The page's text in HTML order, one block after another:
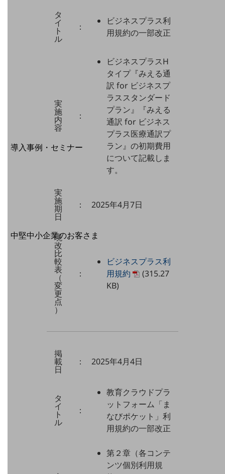
端末の一元管理
別ウィンドウで開きます
導入事例・セミナー
最新の導入事例や注目の導入事例をご紹介します
開催・出展する各種セミナー、イベント情報をご紹介します
中堅中小企業のお客さま
NTTドコモビジネスウォッチ
ビジネスお役立ち情報
旬な話題やお役立ち資料などDXの課題を
解決するヒントをお届けする記事サイト
お役立ち資料ダウンロード
トレンド記事特集
中堅中小企業向け
課題やニーズに合ったサービスをご紹介し、
中堅中小企業のビジネスをサポート！
タ
イ
ト
ル
：
ビジネスプラス利
用規約の一部改正
実
施
内
容
：
ビジネスプラスH
タイプ『みえる通
訳 for ビジネスプ
ラススタンダード
プラン』『みえる
通訳 for ビジネス
プラス医療通訳プ
ラン』の初期費用
について記載しま
す。
実
施
期
日
： 2025年4月7日
現
改
比
較
表
（
変
更
点
）
：
ビジネスプラス利
用規約
(315.27
KB)
掲
載
日
： 2025年4月4日
タ
イ
ト
ル
：
教育クラウドプラ
ットフォーム「ま
なびポケット」利
用規約の一部改正
第２章（各コンテ
ンツ個別利用規